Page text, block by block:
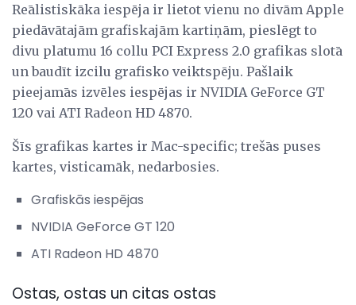
Reālistiskāka iespēja ir lietot vienu no divām Apple
piedāvātajām grafiskajām kartiņām, pieslēgt to
divu platumu 16 collu PCI Express 2.0 grafikas slotā
un baudīt izcilu grafisko veiktspēju. Pašlaik
pieejamās izvēles iespējas ir NVIDIA GeForce GT
120 vai ATI Radeon HD 4870.
Šīs grafikas kartes ir Mac-specific; trešās puses
kartes, visticamāk, nedarbosies.
Grafiskās iespējas
NVIDIA GeForce GT 120
ATI Radeon HD 4870
Ostas, ostas un citas ostas